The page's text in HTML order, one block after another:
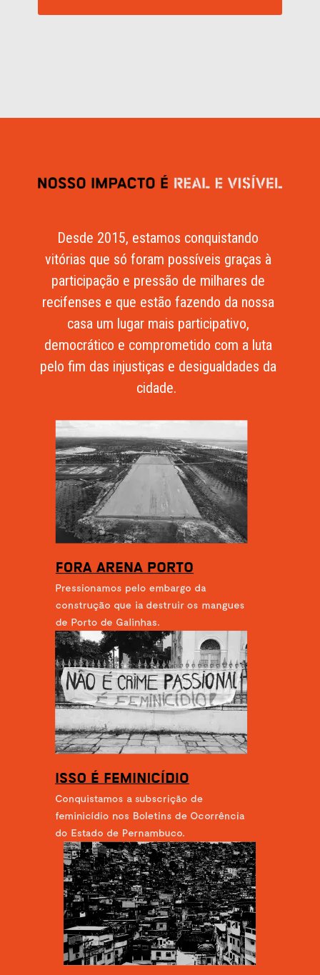
Desde 2015, estamos conquistando
vitórias que só foram possíveis graças à
participação e pressão de milhares de
recifenses e que estão fazendo da nossa
casa um lugar mais participativo,
democrático e comprometido com a luta
pelo fim das injustiças e desigualdades da
cidade.